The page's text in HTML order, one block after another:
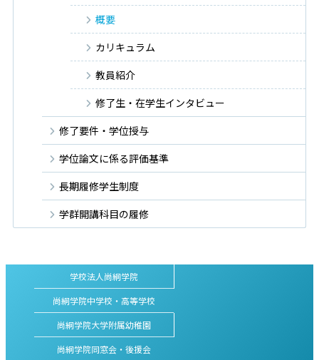
概要
カリキュラム
教員紹介
修了生・在学生インタビュー
修了要件・学位授与
学位論文に係る評価基準
長期履修学生制度
学群開講科目の履修
学校法人尚絅学院
尚絅学院中学校・高等学校
尚絅学院大学附属幼稚園
尚絅学院同窓会・後援会